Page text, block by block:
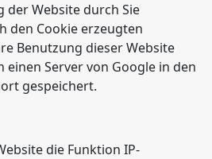
der Website durch Sie
den Cookie erzeugten
Benutzung dieser Website
einen Server von Google in den
gespeichert.
die Funktion IP-